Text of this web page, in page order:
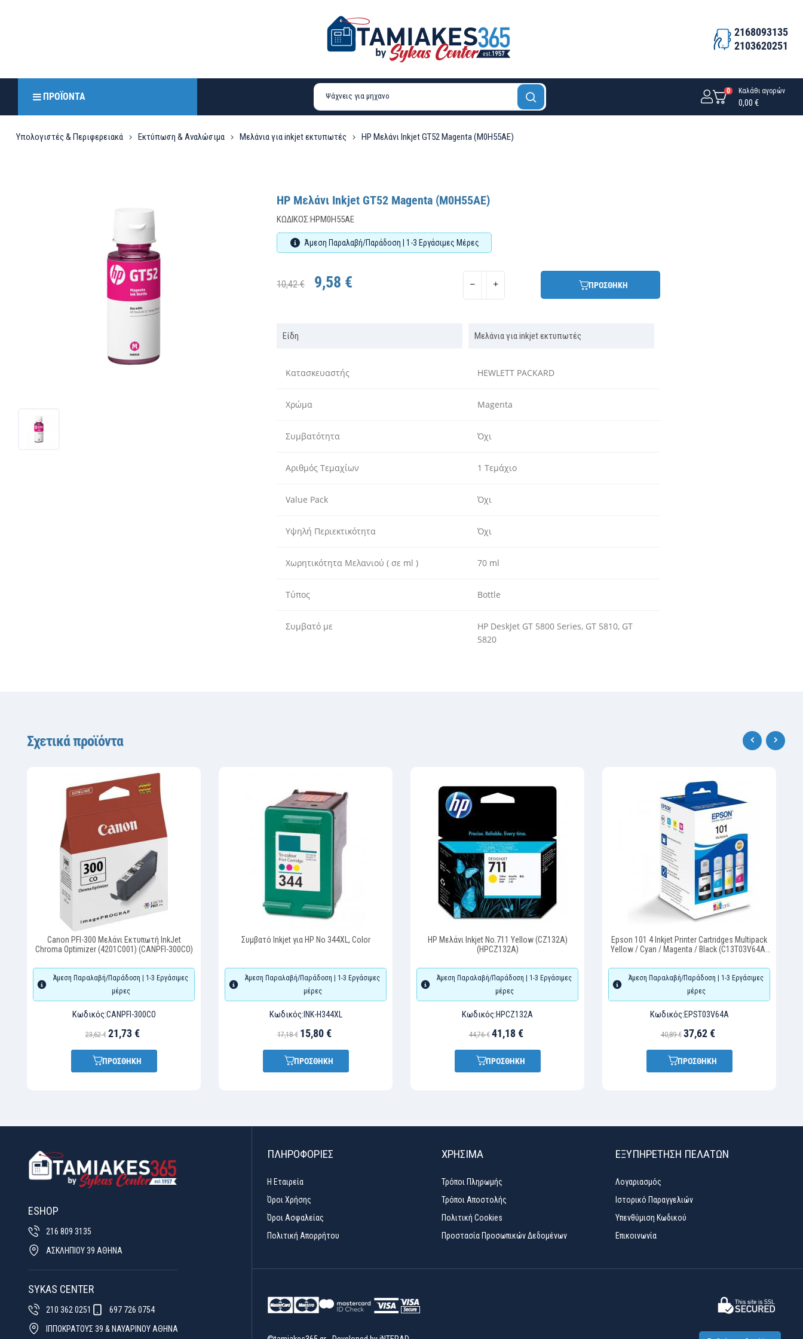
2168093135
2103620251
ΠΡΟΪΌΝΤΑ
0 Καλάθι αγορών
0,00 €
Υπολογιστές & Περιφερειακά Εκτύπωση & Αναλώσιμα Μελάνια για inkjet εκτυπωτές HP Μελάνι Inkjet GT52 Magenta (M0H55AE)
HP Μελάνι Inkjet GT52 Magenta (M0H55AE)
ΚΩΔΙΚΌΣ:HPM0H55AE
Άμεση Παραλαβή/Παράδοση | 1-3 Εργάσιμες Μέρες
10,42 € 9,58 € ΠΡΟΣΘΗΚΗ
Είδη Μελάνια για inkjet εκτυπωτές
Κατασκευαστής HEWLETT PACKARD
Χρώμα Magenta
Συμβατότητα Όχι
Αριθμός Τεμαχίων 1 Τεμάχιο
Value Pack Όχι
Υψηλή Περιεκτικότητα Όχι
Χωρητικότητα Μελανιού ( σε ml ) 70 ml
Τύπος Bottle
Συμβατό με
HP DeskJet GT 5800 Series, GT 5810, GT
5820
Σχετικά προϊόντα
Canon PFI-300 Μελάνι Εκτυπωτή InkJet
Chroma Optimizer (4201C001) (CANPFI-300CO)
Άμεση Παραλαβή/Παράδοση | 1-3 Εργάσιμες
Κωδικός:CANPFI-300CO
23,62 € 21,73 €
ΠΡΟΣΘΗΚΗ
Συμβατό Inkjet για HP No 344XL, Color
Άμεση Παραλαβή/Παράδοση | 1-3 Εργάσιμες
Κωδικός:INK-H344XL
17,18 € 15,80 €
ΠΡΟΣΘΗΚΗ
HP Μελάνι Inkjet No.711 Yellow (CZ132A)
(HPCZ132A)
Άμεση Παραλαβή/Παράδοση | 1-3 Εργάσιμες
Κωδικός:HPCZ132A
44,76 € 41,18 €
ΠΡΟΣΘΗΚΗ
Epson 101 4 Inkjet Printer Cartridges Multipack
Yellow / Cyan / Magenta / Black (C13T03V64A)
Άμεση Παραλαβή/Παράδοση | 1-3 Εργάσιμες
Κωδικός:EPST03V64A
40,89 € 37,62 €
ΠΡΟΣΘΗΚΗ
ESHOP
216 809 3135
ΑΣΚΛΗΠΙΟΥ 39 ΑΘΗΝΑ
SYKAS CENTER
210 362 0251
697 726 0754
ΙΠΠΟΚΡΑΤΟΥΣ 39 & ΝΑΥΑΡΙΝΟΥ ΑΘΗΝΑ
ΠΛΗΡΟΦΟΡΙΕΣ
Η Εταιρεία
Όροι Χρήσης
Όροι Ασφαλείας
Πολιτική Απορρήτου
ΧΡΉΣΙΜΑ
Τρόποι Πληρωμής
Τρόποι Αποστολής
Πολιτική Cookies
Προστασία Προσωπικών Δεδομένων
ΕΞΥΠΗΡΈΤΗΣΗ ΠΕΛΑΤΏΝ
Λογαριασμός
Ιστορικό Παραγγελιών
Υπενθύμιση Κωδικού
Επικοινωνία